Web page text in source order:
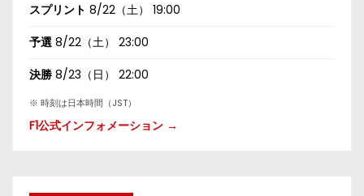
スプリント 8/22（土） 19:00
予選 8/22（土） 23:00
決勝 8/23（日） 22:00
※ 時刻は日本時間（JST）
F1公式インフォメーション →